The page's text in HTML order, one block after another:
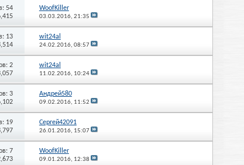
54
WoofKiller
03.03.2016, 21:35
13
wit24al
24.02.2016, 08:57
2
wit24al
11.02.2016, 10:24
3
Андрей580
09.02.2016, 11:52
19
Сергей42091
26.01.2016, 15:07
7
WoofKiller
09.01.2016, 12:38